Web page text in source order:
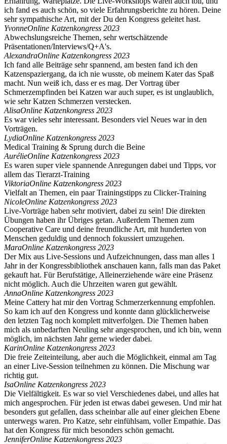
ich fand es auch schön, so viele Erfahrungsberichte zu hören. Deine
sehr sympathische Art, mit der Du den Kongress geleitet hast.
YvonneOnline Katzenkongress 2023
Abwechslungsreiche Themen, sehr wertschätzende
Präsentationen/Interviews/Q+A's.
AlexandraOnline Katzenkongress 2023
Ich fand alle Beiträge sehr spannend, am besten fand ich den
Katzenspaziergang, da ich nie wusste, ob meinem Kater das Spaß
macht. Nun weiß ich, dass er es mag. Der Vortrag über
Schmerzempfinden bei Katzen war auch super, es ist unglaublich,
wie sehr Katzen Schmerzen verstecken.
AlisaOnline Katzenkongress 2023
Es war vieles sehr interessant. Besonders viel Neues war in den
Vorträgen.
LydiaOnline Katzenkongress 2023
Medical Training & Sprung durch die Beine
AurélieOnline Katzenkongress 2023
Es waren super viele spannende Anregungen dabei und Tipps, vor
allem das Tierarzt-Training
ViktoriaOnline Katzenkongress 2023
Vielfalt an Themen, ein paar Trainingstipps zu Clicker-Training
NicoleOnline Katzenkongress 2023
Live-Vorträge haben sehr motiviert, dabei zu sein! Die direkten
Übungen haben ihr Übriges getan. Außerdem Themen zum
Cooperative Care und deine freundliche Art, mit hunderten von
Menschen geduldig und dennoch fokussiert umzugehen.
MaraOnline Katzenkongress 2023
Der Mix aus Live-Sessions und Aufzeichnungen, dass man alles 1
Jahr in der Kongressbibliothek anschauen kann, falls man das Paket
gekauft hat. Für Berufstätige, Alleinerziehende wäre eine Präsenz
nicht möglich. Auch die Uhrzeiten waren gut gewählt.
AnnaOnline Katzenkongress 2023
Meine Cattery hat mir den Vortrag Schmerzerkennung empfohlen.
So kam ich auf den Kongress und konnte dann glücklicherweise
den letzten Tag noch komplett mitverfolgen. Die Themen haben
mich als unbedarften Neuling sehr angesprochen, und ich bin, wenn
möglich, im nächsten Jahr gerne wieder dabei.
KarinOnline Katzenkongress 2023
Die freie Zeiteinteilung, aber auch die Möglichkeit, einmal am Tag
an einer Live-Session teilnehmen zu können. Die Mischung war
richtig gut.
IsaOnline Katzenkongress 2023
Die Vielfältigkeit. Es war so viel Verschiedenes dabei, und alles hat
mich angesprochen. Für jeden ist etwas dabei gewesen. Und mir hat
besonders gut gefallen, dass scheinbar alle auf einer gleichen Ebene
unterwegs waren. Pro Katze, sehr einfühlsam, voller Empathie. Das
hat den Kongress für mich besonders schön gemacht.
JenniferOnline Katzenkongress 2023